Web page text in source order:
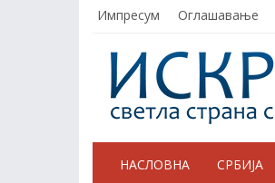
Импресум Оглашавање
НАСЛОВНА СРБИЈА